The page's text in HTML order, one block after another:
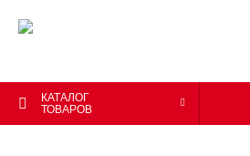
КАТАЛОГ
ТОВАРОВ